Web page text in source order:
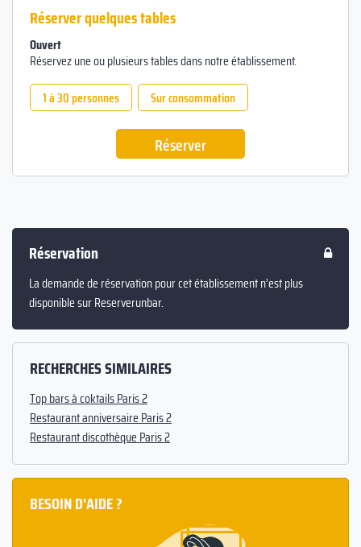
Réserver quelques tables
Ouvert
Réservez une ou plusieurs tables dans notre établissement.
1 à 30 personnes
Sur consommation
Réserver
Réservation
La demande de réservation pour cet établissement n’est plus
disponible sur Reserverunbar.
RECHERCHES SIMILAIRES
Top bars à coktails Paris 2
Restaurant anniversaire Paris 2
Restaurant discothèque Paris 2
BESOIN D'AIDE ?